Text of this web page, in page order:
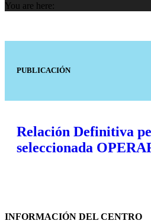
You are here:
PUBLICACIÓN
Relación Definitiva
seleccionada
INFORMACIÓN DEL CENTRO